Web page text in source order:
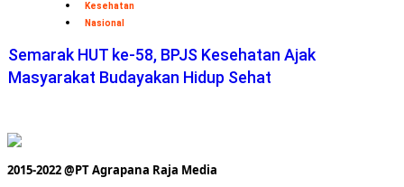
Kesehatan
Nasional
Semarak HUT ke-58, BPJS Kesehatan Ajak
Masyarakat Budayakan Hidup Sehat
2015-2022 @PT Agrapana Raja Media